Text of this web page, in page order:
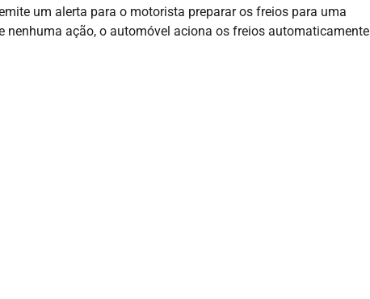
um alerta para o motorista preparar os freios para uma
nenhuma ação, o automóvel aciona os freios automaticamente